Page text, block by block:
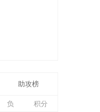
助攻榜
负 积分